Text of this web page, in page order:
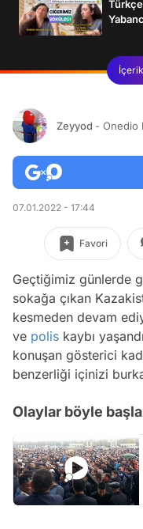
Zeyyod - Onedio
07.01.2022 - 17:44
Favori
Geçtiğimiz günlerde
sokağa çıkan
kesmeden devam
ve polis kaybı
konuşan gösterici
benzerliği içinizi
Olaylar böyle